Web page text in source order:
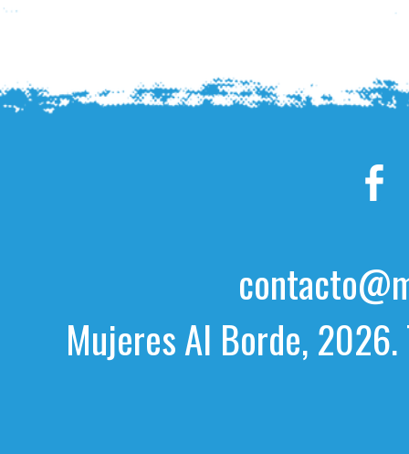
Mujeres Al Borde,